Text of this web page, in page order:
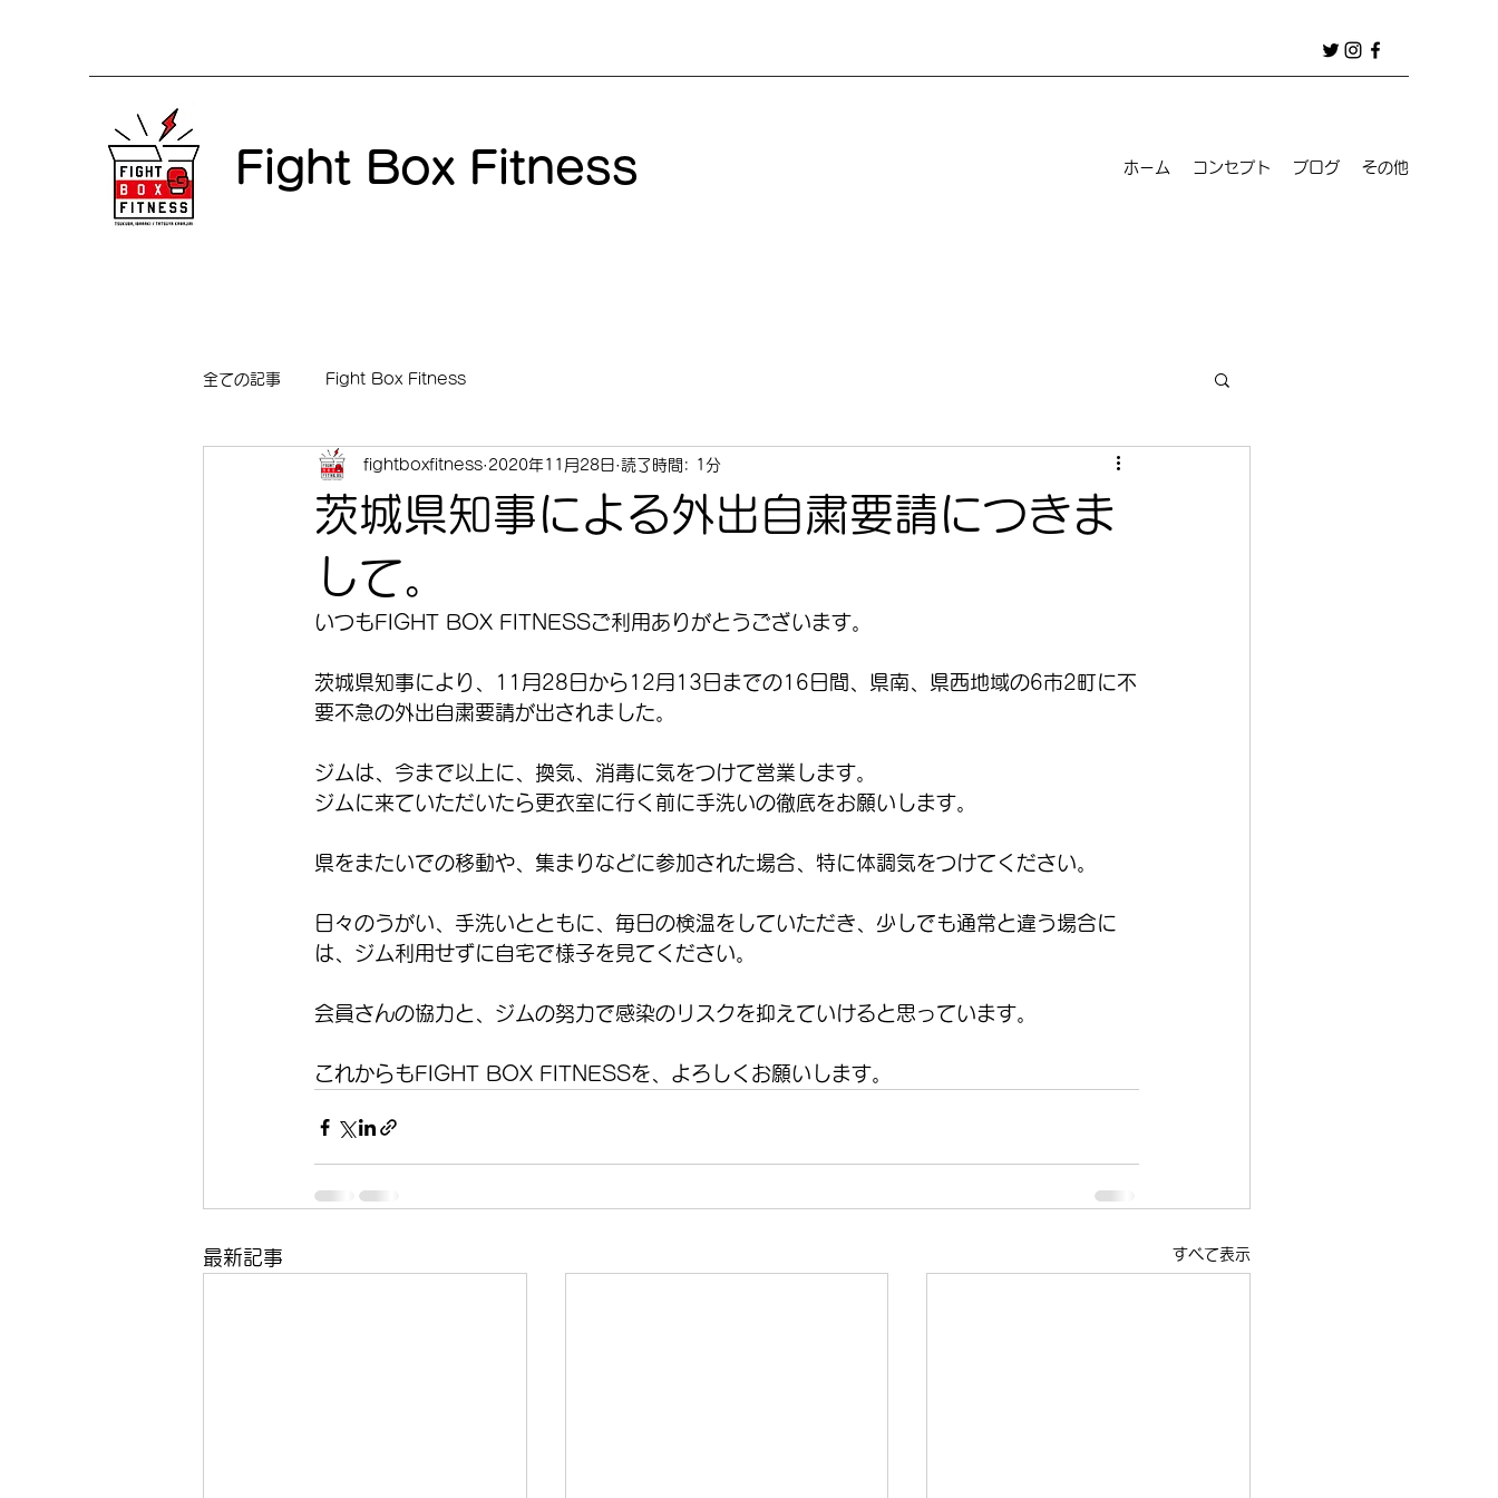
Fight Box Fitness ホーム コンセプト ブログ その他
全ての記事 Fight Box Fitness
茨城県知事による外出自粛要請につきま
して。
fightboxfitness 2020年11月28日 読了時間: 1分
いつもFIGHT BOX FITNESSご利用ありがとうございます。
茨城県知事により、11月28日から12月13日までの16日間、県南、県西地域の6市2町に不
要不急の外出自粛要請が出されました。
ジムは、今まで以上に、換気、消毒に気をつけて営業します。
ジムに来ていただいたら更衣室に行く前に手洗いの徹底をお願いします。
県をまたいでの移動や、集まりなどに参加された場合、特に体調気をつけてください。
日々のうがい、手洗いとともに、毎日の検温をしていただき、少しでも通常と違う場合に
は、ジム利用せずに自宅で様子を見てください。
会員さんの協力と、ジムの努力で感染のリスクを抑えていけると思っています。
これからもFIGHT BOX FITNESSを、よろしくお願いします。
最新記事 すべて表示